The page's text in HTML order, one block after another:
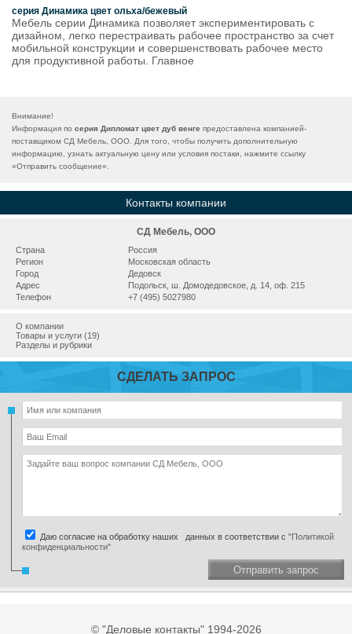
серия Динамика цвет ольха/бежевый
Мебель серии Динамика позволяет экспериментировать с
дизайном, легко перестраивать рабочее пространство за счет
мобильной конструкции и совершенствовать рабочее место
для продуктивной работы. Главное
Внимание!
Информация по серия Дипломат цвет дуб венге предоставлена компанией-
поставщиком СД Мебель, ООО. Для того, чтобы получить дополнительную
информацию, узнать актуальную цену или условия постаки, нажмите ссылку
«Отправить сообщение».
Контакты компании
СД Мебель, ООО
Страна
Россия
Регион
Московская область
Город
Дедовск
Адрес
Подольск, ш. Домодедовское, д. 14, оф. 215
Телефон
+7 (495) 5027980
О компании
Товары и услуги (19)
Разделы и рубрики
СДЕЛАТЬ ЗАПРОС
Даю согласие на обработку наших данных в соответствии с "Политикой
конфиденциальности"
Отправить запрос
© "Деловые контакты" 1994-2026